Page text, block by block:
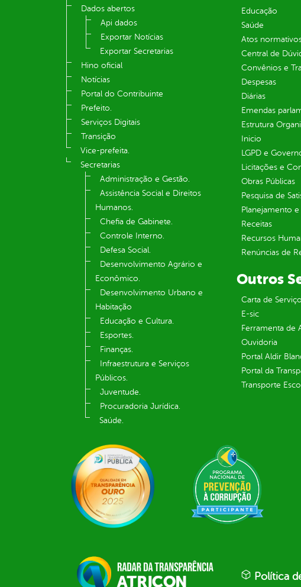
Dados abertos
Api dados
Exportar Notícias
Exportar Secretarias
Hino oficial
Notícias
Portal do Contribuinte
Prefeito.
Serviços Digitais
Transição
Vice-prefeita.
Secretarias
Administração e Gestão.
Assistência Social e Direitos
Humanos.
Chefia de Gabinete.
Controle Interno.
Defesa Social.
Desenvolvimento Agrário e
Econômico.
Desenvolvimento Urbano e
Habitação
Educação e Cultura.
Esportes.
Finanças.
Infraestrutura e Serviços
Públicos.
Juventude.
Procuradoria Jurídica.
Saúde.
Educação
Saúde
Atos
Central de
Convênios e
Despesas
Diárias
Emendas
Estrutura
Inicio
LGPD e
Licitações e
Obras Públicas
Pesquisa de
Planejamento
Receitas
Recursos
Renúncias de
Outros
Carta de
E-sic
Ferramenta de
Ouvidoria
Portal Aldir
Portal da
Transporte
Política